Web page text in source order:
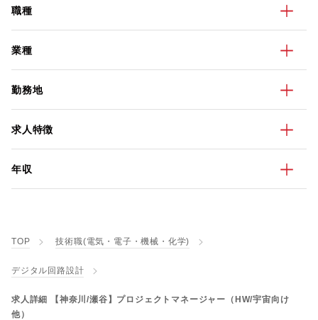
職種
業種
勤務地
求人特徴
年収
TOP 技術職(電気・電子・機械・化学)
デジタル回路設計
求人詳細 【神奈川/瀬谷】プロジェクトマネージャー（HW/宇宙向け
他）